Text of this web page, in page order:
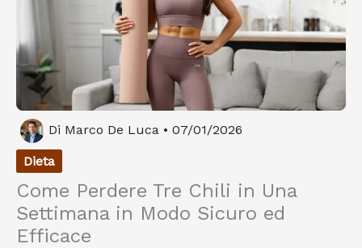
Di Marco De Luca • 07/01/2026
Dieta
Come Perdere Tre Chili in Una
Settimana in Modo Sicuro ed
Efficace